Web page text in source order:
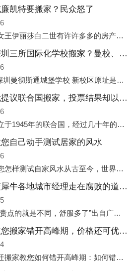
凯特要搬家？民众怒了
定襄县英女王伊丽莎白二世有许许多多的房产，遍布英国各地。而作为英女王的亲孙子、未来的英国国王，威廉王子自然也能享受到女王的房产。目前，威廉凯特以及三个孩子有两个经常居住的地点，一处是位于伦敦的肯辛顿宫，一处
定襄县深圳三所国际化学校搬家？曼校、QSI、南山中英文搬走了
定襄县1.深圳曼彻斯通城堡学校 新校区原址是蛇口国际据悉，此次曼彻斯通城堡学校搬迁到蛇口新校区的开办与蛇口外籍人员子女学校（蛇口国际）有很大的关联。2021年，太子湾实验部就宣布在2022年正式并入蛇口外籍
定襄县俄提议联合国搬家，投票结果却以惨败收场
定襄县成立于1945年的联合国，经过几十年的发展，如今拥有193个成员国。拥有如此众多会员国的联合国，可以说是世界上最具代表性的国际组织，也是世界上分量最重、有着较高话语权的国际组织。但以美国为首的西方国家
自己动手测试居家的风水
定襄县教您怎样测试自家风水从古至今，世界各地的人们都在研究人在乾坤中的位置以及它们所形成的关系。通过探究季节转换、星象变化，并且在所观测到的自然规律的指导下，人们开始认识到居住在不同住宅中的人，其一生中的财
定襄县蓝犀牛各地城市经理走在腐败的道路上
定襄县“这贵点的就是不同，舒服多了”出自广州运营邓经理的口中。2023年开年刚出来，三个司机（加盟蓝犀牛的个人队伍）便请广州经理去佛山娱乐场所大消费了一次，据知悉一晚消费达一万多，由三人平摊费用，燃鹅这样的
定襄县教您搬家错开高峰期，价格还可优惠！
定襄县中迁搬家教您如何错开高峰期：如何错开高峰期搬家，中迁搬家做了一些电话数据统计和分析，发现市民中午2点左右访问网站的人是最多的，电话咨询是早上9点左右是最多的，预约搬家周六和周日是最多的，网上QQ微